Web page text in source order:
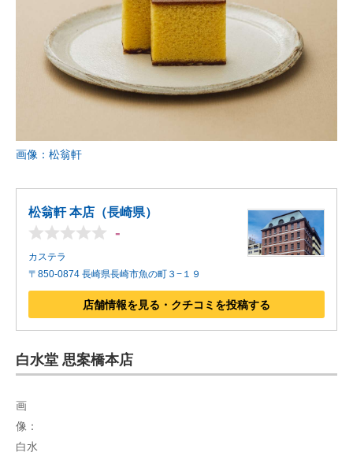
画像：松翁軒
松翁軒 本店（長崎県）
-
カステラ
〒850-0874 長崎県長崎市魚の町３−１９
店舗情報を見る・クチコミを投稿する
白水堂 思案橋本店
画
像：
白水